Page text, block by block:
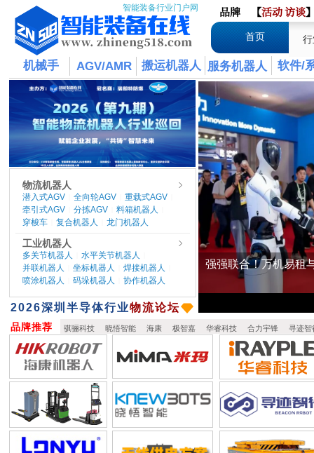
智能装备行业门户网 品牌 【活动访谈
首页
机械手 搬运机器人 软件/
AGV/AMR 服务机器人
物流机器人
潜入式AGV 全向轮AGV 重载式AGV
牵引式AGV 分拣AGV 料箱机器人
穿梭车 复合机器人 龙门机器人
工业机器人
多关节机器人 水平关节机器人
并联机器人 坐标机器人 焊接机器人
喷涂机器人 码垛机器人 协作机器人
​2026深圳半导体行业物流论坛
骐骊科技 晓悟智能 海康 极智嘉 华睿科技 合力宇锋 寻迹智
品牌推荐